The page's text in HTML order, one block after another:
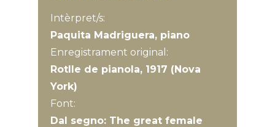
Intèrpret/s:
Paquita Madriguera, piano
Enregistrament original:
Rotlle de pianola, 1917 (Nova
York)
Font:
Dal segno: The great female